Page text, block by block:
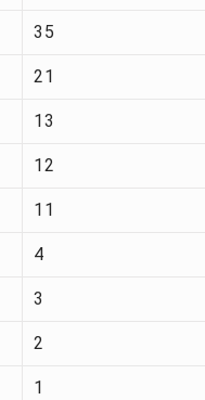
35
21
13
12
11
4
3
2
1